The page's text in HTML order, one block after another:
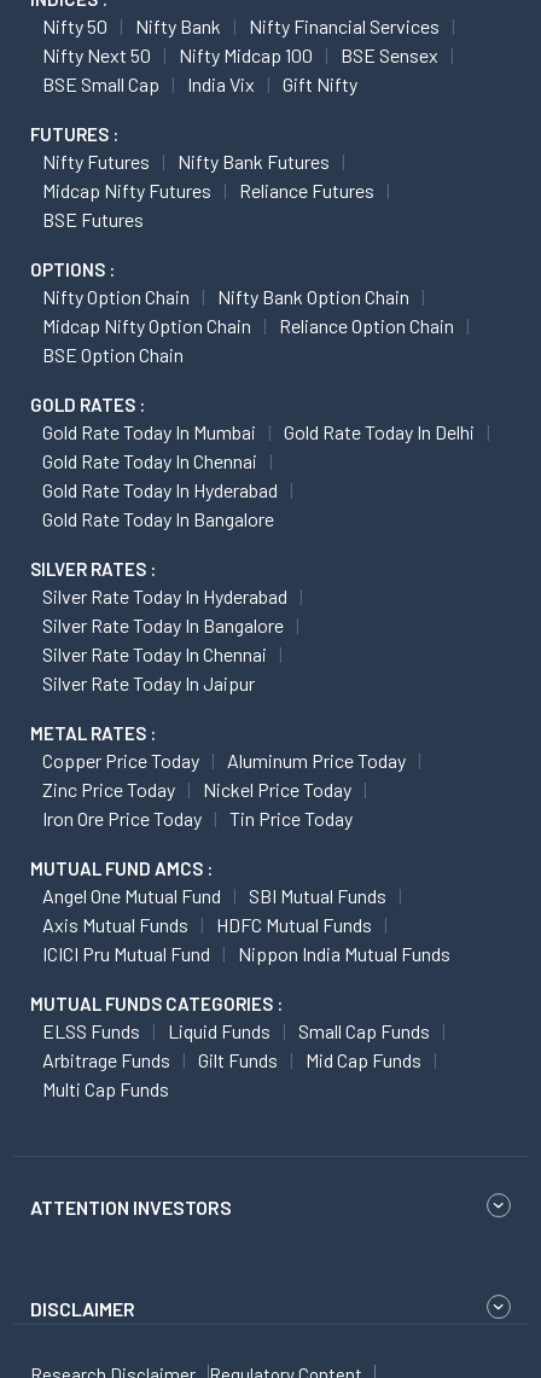
Nifty 50 Nifty Bank
Nifty Financial Services
Nifty Next 50
Nifty Midcap 100
BSE Sensex
BSE Small Cap
India Vix Gift Nifty
FUTURES :
Nifty Futures
Nifty Bank Futures
Midcap Nifty Futures
Reliance Futures
BSE Futures
OPTIONS :
Nifty Option Chain
Nifty Bank Option Chain
Midcap Nifty Option Chain
Reliance Option Chain
BSE Option Chain
GOLD RATES :
Gold Rate Today In Mumbai
Gold Rate Today In Delhi
Gold Rate Today In Chennai
Gold Rate Today In Hyderabad
Gold Rate Today In Bangalore
SILVER RATES :
Silver Rate Today In Hyderabad
Silver Rate Today In Bangalore
Silver Rate Today In Chennai
Silver Rate Today In Jaipur
METAL RATES :
Copper Price Today
Aluminum Price Today
Zinc Price Today
Nickel Price Today
Iron Ore Price Today
Tin Price Today
MUTUAL FUND AMCS :
Angel One Mutual Fund
SBI Mutual Funds
Axis Mutual Funds
HDFC Mutual Funds
ICICI Pru Mutual Fund
Nippon India Mutual Funds
MUTUAL FUNDS CATEGORIES :
ELSS Funds Liquid Funds
Small Cap Funds
Arbitrage Funds
Gilt Funds
Mid Cap Funds
Multi Cap Funds
ATTENTION INVESTORS
DISCLAIMER